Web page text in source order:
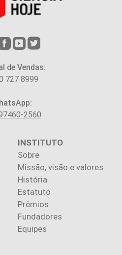
de Vendas:
727 8999
2560
INSTITUTO
Sobre
Missão, visão e valores
História
Estatuto
Prêmios
Fundadores
Equipes